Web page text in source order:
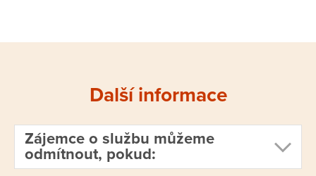
Další informace
Zájemce o službu můžeme
odmítnout, pokud: